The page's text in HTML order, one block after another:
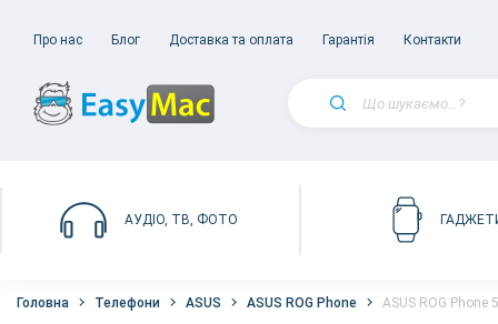
Про нас Блог Доставка та оплата Гарантія Контакти
АУДІО, ТВ, ФОТО
Головна Телефони ASUS ASUS ROG Phone ASUS ROG